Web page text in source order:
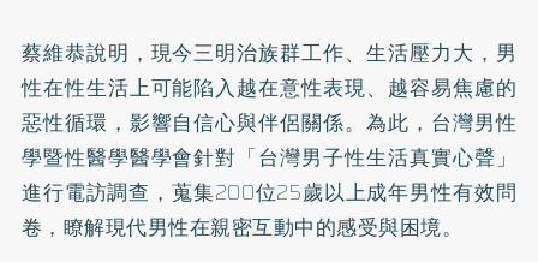
蔡維恭說明，現今三明治族群工作、生活壓力大，男
性在性生活上可能陷入越在意性表現、越容易焦慮的
惡性循環，影響自信心與伴侶關係。為此，台灣男性
學暨性醫學醫學會針對「台灣男子性生活真實心聲」
進行電訪調查，蒐集200位25歲以上成年男性有效問
卷，瞭解現代男性在親密互動中的感受與困境。